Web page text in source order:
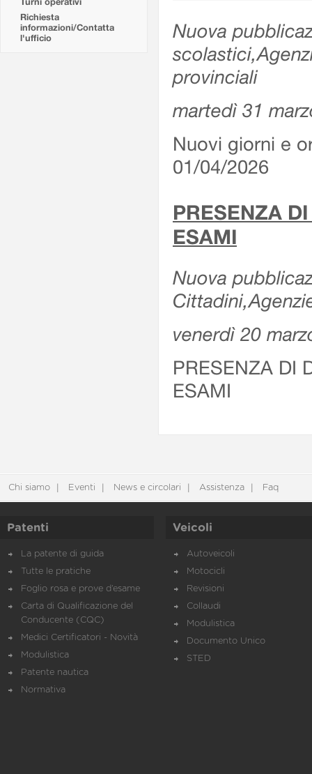
Richiesta
informazioni/Contatta
l'ufficio
Nuova
provinciali
martedì 31
Nuovi giorni e
01/04/2026
PRESENZA
ESAMI
Nuova
venerdì 20
PRESENZA DI
ESAMI
Chi siamo Eventi News e circolari Assistenza Faq
Patenti
La patente di guida
Tutte le pratiche
Foglio rosa e prove d’esame
Carta di Qualificazione del
Conducente (CQC)
Medici Certificatori - Novità
Modulistica
Patente nautica
Normativa
Veicoli
Autoveicoli
Motocicli
Revisioni
Collaudi
Modulistica
Documento Unico
STED